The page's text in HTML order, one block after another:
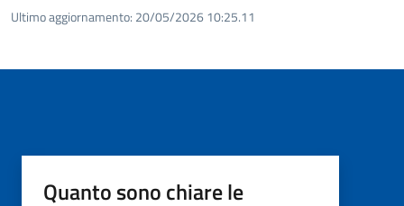
Ultimo aggiornamento: 20/05/2026 10:25.11
Quanto sono chiare le